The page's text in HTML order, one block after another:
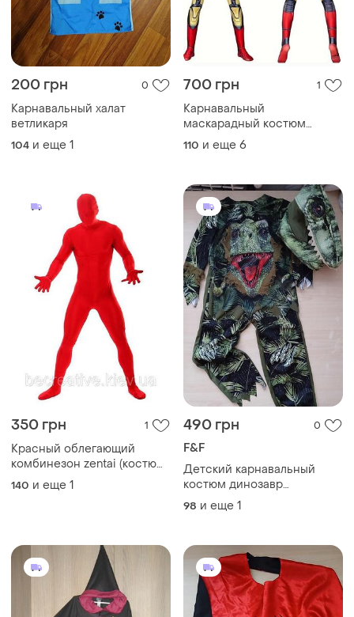
200 грн 0
Карнавальный халат
ветликаря
104 и еще 1
700 грн 1
Карнавальный
маскарадный костюм
супергерой герои в масках
на хеллоуин карнавальной
изентай железный человек
тор железный человек
110 и еще 6
350 грн 1
Красный облегающий
комбинезон zentai (костюм
«вторая кожа») для
косплея, танцев, геловина
140 и еще 1
490 грн 0
F&F
Детский карнавальный
костюм динозавр
тираннозавр (т-рекс) с
принтом джунглей, кофта,
на 3-4 года шапка, маска
дракон
98 и еще 1